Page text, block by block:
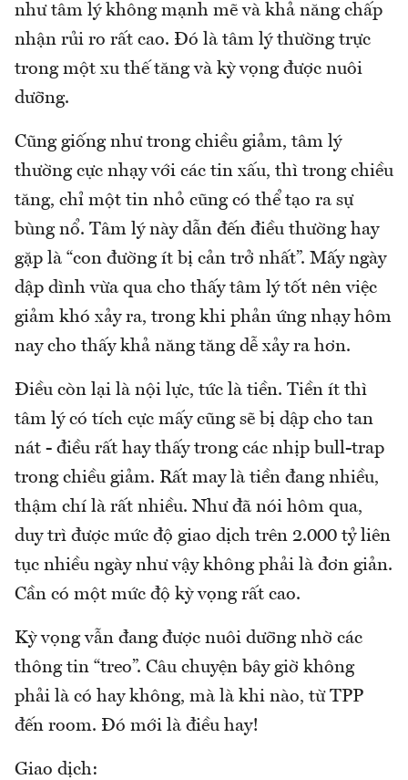
như tâm lý không mạnh mẽ và khả năng chấp
nhận rủi ro rất cao. Đó là tâm lý thường trực
trong một xu thế tăng và kỳ vọng được nuôi
dưỡng.
Cũng giống như trong chiều giảm, tâm lý
thường cực nhạy với các tin xấu, thì trong chiều
tăng, chỉ một tin nhỏ cũng có thể tạo ra sự
bùng nổ. Tâm lý này dẫn đến điều thường hay
gặp là “con đường ít bị cản trở nhất”. Mấy ngày
dập dình vừa qua cho thấy tâm lý tốt nên việc
giảm khó xảy ra, trong khi phản ứng nhạy hôm
nay cho thấy khả năng tăng dễ xảy ra hơn.
Điều còn lại là nội lực, tức là tiền. Tiền ít thì
tâm lý có tích cực mấy cũng sẽ bị dập cho tan
nát - điều rất hay thấy trong các nhịp bull-trap
trong chiều giảm. Rất may là tiền đang nhiều,
thậm chí là rất nhiều. Như đã nói hôm qua,
duy trì được mức độ giao dịch trên 2.000 tỷ liên
tục nhiều ngày như vậy không phải là đơn giản.
Cần có một mức độ kỳ vọng rất cao.
Kỳ vọng vẫn đang được nuôi dưỡng nhờ các
thông tin “treo”. Câu chuyện bây giờ không
phải là có hay không, mà là khi nào, từ TPP
đến room. Đó mới là điều hay!
Giao dịch: